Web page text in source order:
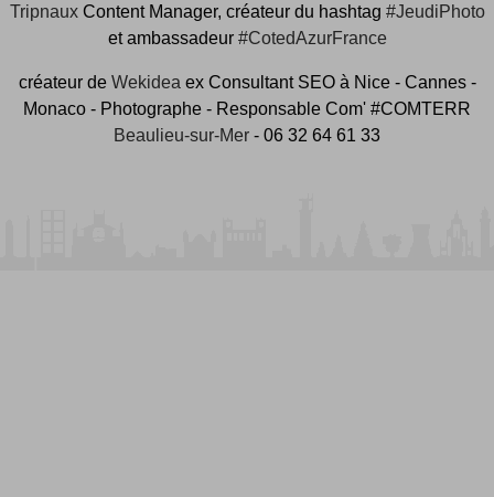
TripnauxContent Manager, créateur du hashtag #JeudiPhoto
et ambassadeur #CotedAzurFrance
créateur de Wekidea ex Consultant SEO à Nice - Cannes -
Monaco - Photographe - Responsable Com' #COMTERR
Beaulieu-sur-Mer - 06 32 64 61 33